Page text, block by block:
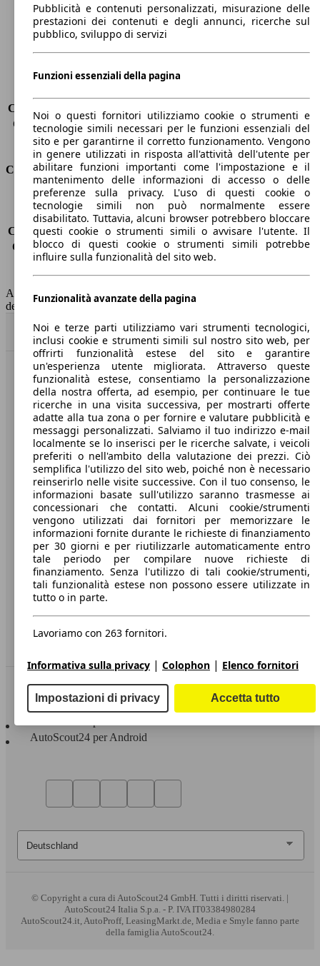
Passo
2820 mm
Peso massimo
2105 kg
Sedili
5
Capacità di traino (senza freni)
Capacità di traino (con freni)
1600 kg
Volume del bagagliaio
480 l
Consumi
Emissioni di CO2*
165 g/km (komb.)
Consumo (urbano)
Consumo (extra-urbano) -
Consumo (combinato)*
-
Classe di emissione
Euro 6
Capacità del serbatoio
58 l
AutoScout24 non si assume alcuna responsabilità per la correttezza
dei dati.
Torna su
Benvenuti su AutoScout24, il mercato auto europeo.
Società
A proposito di AutoScout24
Stampa
Media
Condizioni generali
Informazioni
Privacy
Dichiarazione di Accessibilità
Sempre con te
AutoScout24 per Android
© Copyright a cura di AutoScout24 GmbH. Tutti i diritti riservati. |
AutoScout24 Italia S.p.a. - P. IVA IT03384980284
AutoScout24.it, AutoProff, LeasingMarkt.de, Media e Smyle fanno parte
della famiglia AutoScout24.
Pubblicità e contenuti personalizzati, misurazione delle
prestazioni dei contenuti e degli annunci, ricerche sul
pubblico, sviluppo di servizi
Funzioni essenziali della pagina
Noi o questi fornitori utilizziamo cookie o strumenti e
tecnologie simili necessari per le funzioni essenziali del
sito e per garantirne il corretto funzionamento. Vengono
in genere utilizzati in risposta all'attività dell'utente per
abilitare funzioni importanti come l'impostazione e il
mantenimento delle informazioni di accesso o delle
preferenze sulla privacy. L'uso di questi cookie o
tecnologie simili non può normalmente essere
disabilitato. Tuttavia, alcuni browser potrebbero bloccare
questi cookie o strumenti simili o avvisare l'utente. Il
blocco di questi cookie o strumenti simili potrebbe
influire sulla funzionalità del sito web.
Funzionalità avanzate della pagina
Noi e terze parti utilizziamo vari strumenti tecnologici,
inclusi cookie e strumenti simili sul nostro sito web, per
offrirti funzionalità estese del sito e garantire
un'esperienza utente migliorata. Attraverso queste
funzionalità estese, consentiamo la personalizzazione
della nostra offerta, ad esempio, per continuare le tue
ricerche in una visita successiva, per mostrarti offerte
adatte alla tua zona o per fornire e valutare pubblicità e
messaggi personalizzati. Salviamo il tuo indirizzo e-mail
localmente se lo inserisci per le ricerche salvate, i veicoli
preferiti o nell'ambito della valutazione dei prezzi. Ciò
semplifica l'utilizzo del sito web, poiché non è necessario
reinserirlo nelle visite successive. Con il tuo consenso, le
informazioni basate sull'utilizzo saranno trasmesse ai
concessionari che contatti. Alcuni cookie/strumenti
vengono utilizzati dai fornitori per memorizzare le
informazioni fornite durante le richieste di finanziamento
per 30 giorni e per riutilizzarle automaticamente entro
tale periodo per compilare nuove richieste di
finanziamento. Senza l'utilizzo di tali cookie/strumenti,
tali funzionalità estese non possono essere utilizzate in
tutto o in parte.
Lavoriamo con 263 fornitori.
Informativa sulla privacy | Colophon | Elenco fornitori
Impostazioni di privacy Accetta tutto